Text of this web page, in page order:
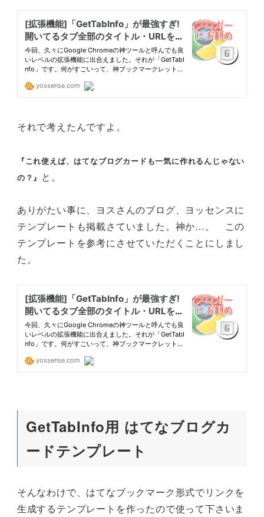
それで考えたんですよ。
『これ使えば、はてなブログカードも一気に作れるんじゃない
の？』 と。
ありがたい事に、ヨスさんのブログ、ヨッセンスに
テンプレートも掲載さていました。神か…。 この
テンプレートを参考にさせていただくことにしまし
た。
GetTabInfo用 はてなブログカ
ードテンプレート
そんなわけで、はてなブックマーク形式でリンクを
生成するテンプレートを作ったので使って下さいま